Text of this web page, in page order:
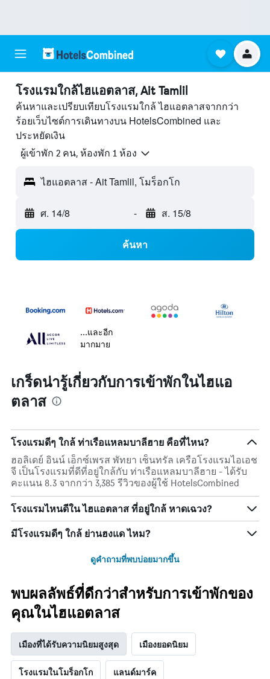
โรงแรมใกล้ไฮแอตลาส, Ait Tamlil
ค้นหาและเปรียบเทียบโรงแรมใกล้ ไฮแอตลาสจากกว่า
ร้อยเว็บไซต์การเดินทางบน HotelsCombined และ
ประหยัดเงิน
ผู้เข้าพัก 2 คน, ห้องพัก 1 ห้อง
ไฮแอตลาส - Ait Tamlil, โมร็อกโก
ศ. 14/8 - ส. 15/8
ค้นหา
...และอีก
มากมาย
เกร็ดน่ารู้เกี่ยวกับการเข้าพักในไฮแอ
ตลาส
โรงแรมดีๆ ใกล้ ท่าเรือแหลมบาลีฮาย คือที่ไหน?
ฮอลิเดย์ อินน์ เอ็กซ์เพรส พัทยา เซ็นทรัล เครือโรงแรมไอเอช
จี เป็นโรงแรมที่ดีที่อยู่ใกล้กับ ท่าเรือแหลมบาลีฮาย - ได้รับ
คะแนน 8.3 จากกว่า 3,385 รีวิวของผู้ใช้ HotelsCombined
โรงแรมไหนดีใน ไฮแอตลาส ที่อยู่ใกล้ หาดเฉวง?
มีโรงแรมดีๆ ใกล้ ย่านฮงแด ไหม?
ดูคำถามที่พบบ่อยมากขึ้น
พบผลลัพธ์ที่ดีกว่าสำหรับการเข้าพักของ
คุณในไฮแอตลาส
เมืองที่ได้รับความนิยมสูงสุด เมืองยอดนิยม
โรงแรมในโมร็อกโก แลนด์มาร์ค